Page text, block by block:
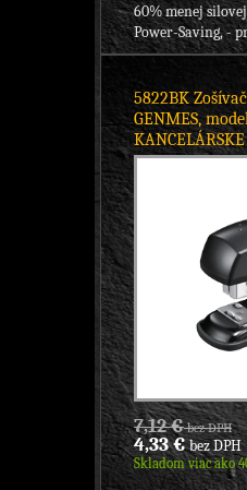
60% menej
Power-Saving, -
5822BK
GENMES,
7,12 €bez DPH
4,33 €bez DPH
Skladom viac ako